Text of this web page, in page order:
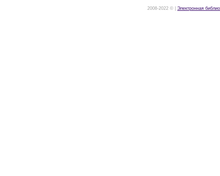
2008-2022 © | Электронная